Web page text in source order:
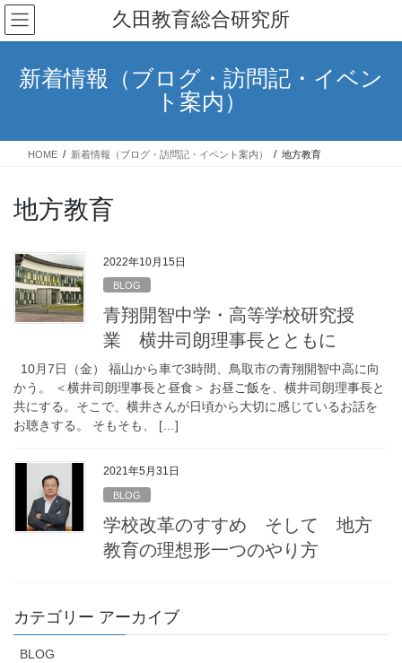
コ
ン
テ
キ
ナ
ビ
ゲ
に
久田教育総合研究所
新着情報（ブログ・訪問記・イベン
ト案内）
HOME 新着情報（ブログ・訪問記・イベント案内） 地方教育
地方教育
2022年10月15日
BLOG
青翔開智中学・高等学校研究授
業 横井司朗理事長とともに
10月7日（金） 福山から車で3時間、鳥取市の青翔開智中高に向
かう。 ＜横井司朗理事長と昼食＞ お昼ご飯を、横井司朗理事長と
共にする。そこで、横井さんが日頃から大切に感じているお話を
お聴きする。 そもそも、 […]
2021年5月31日
BLOG
学校改革のすすめ そして 地方
教育の理想形一つのやり方
カテゴリー アーカイブ
BLOG